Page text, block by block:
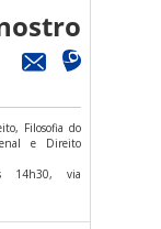
Filosofia do
e Direito
14h30, via